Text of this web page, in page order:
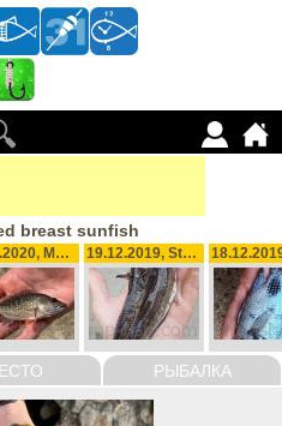
breast sunfish
РЫБАЛКА
28.03.2020, Mangrove snapper (Grey) 19.12.2019, Stripped eel-catfish (barble)